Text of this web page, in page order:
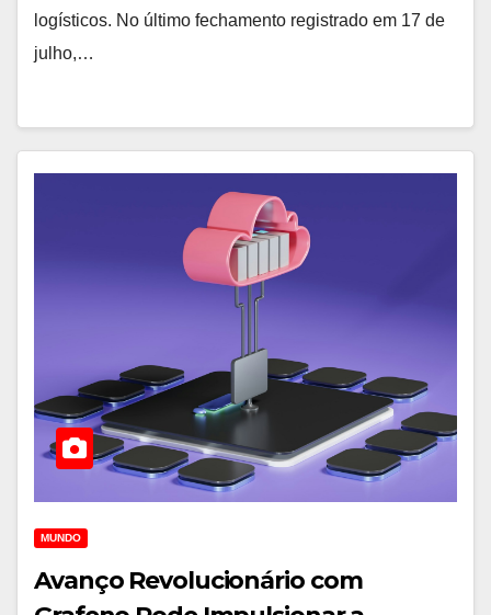
logísticos. No último fechamento registrado em 17 de
julho,…
MUNDO
Avanço Revolucionário com